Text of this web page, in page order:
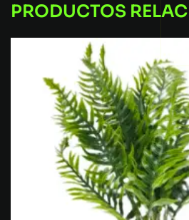
PRODUCTOS